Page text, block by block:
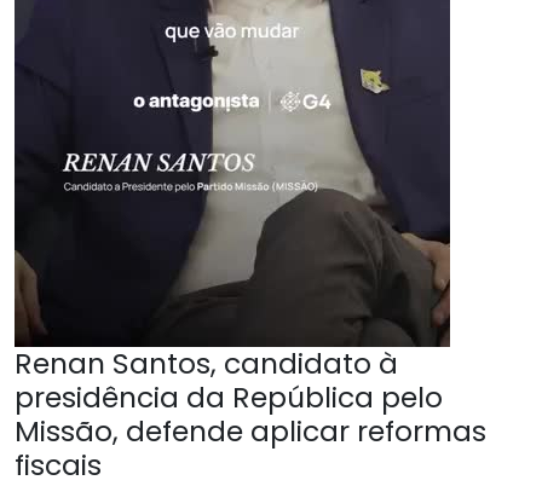
Renan Santos, candidato à
presidência da República pelo
Missão, defende aplicar reformas
fiscais